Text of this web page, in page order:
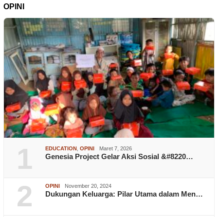
OPINI
1 EDUCATION OPINI Maret 7, 2026
Genesia Project Gelar Aksi Sosial &#8220…
2 OPINI November 20, 2024
Dukungan Keluarga: Pilar Utama dalam Men…